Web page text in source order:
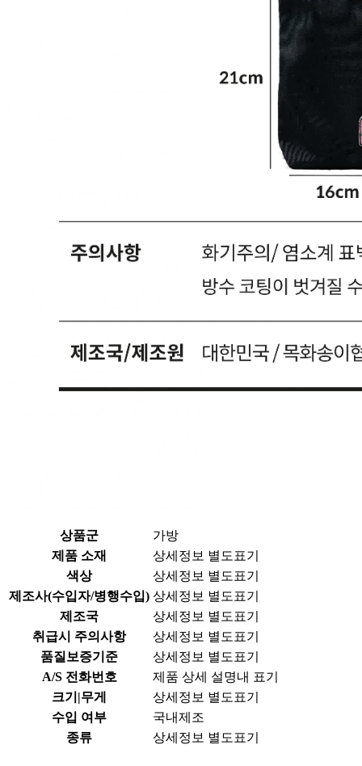
상품군
가방
제품 소재
상세정보 별도표기
색상
상세정보 별도표기
제조사(수입자/병행수입) 상세정보 별도표기
제조국
상세정보 별도표기
취급시 주의사항
상세정보 별도표기
품질보증기준
상세정보 별도표기
A/S 전화번호
제품 상세 설명내 표기
크기|무게
상세정보 별도표기
수입 여부
국내제조
종류
상세정보 별도표기